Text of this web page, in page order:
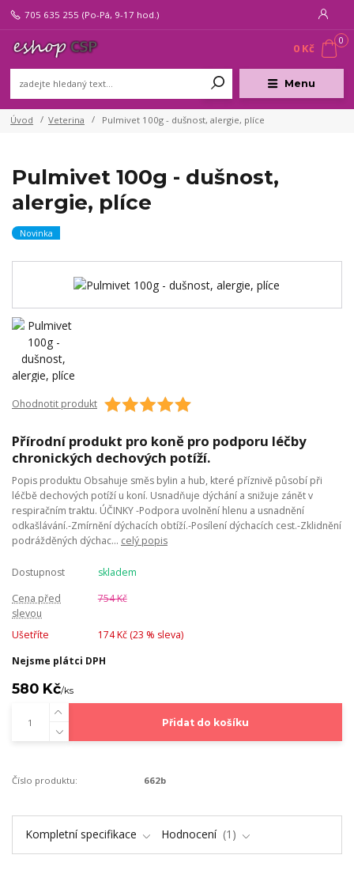
Menu
705 635 255 (Po-Pá, 9-17 hod.)
0
0 Kč
Úvod Veterina Pulmivet 100g - dušnost, alergie, plíce
Pulmivet 100g - dušnost,
alergie, plíce
Novinka
Ohodnotit produkt
Přírodní produkt pro koně pro podporu léčby
chronických dechových potíží.
Popis produktu Obsahuje směs bylin a hub, které příznivě působí při
léčbě dechových potíží u koní. Usnadňuje dýchání a snižuje zánět v
respiračním traktu. ÚČINKY -Podpora uvolnění hlenu a usnadnění
odkašlávání.-Zmírnění dýchacích obtíží.-Posílení dýchacích cest.-Zklidnění
podrážděných dýchac... celý popis
Dostupnost
skladem
Cena před
slevou
754 Kč
Ušetříte 174 Kč (23 % sleva)
Nejsme plátci DPH
580 Kč/ks
Přidat do košíku
Číslo produktu: 662b
Kompletní specifikace Hodnocení 1